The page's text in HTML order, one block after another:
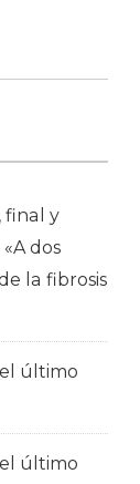
final y
«A dos
la fibrosis
el último
el último